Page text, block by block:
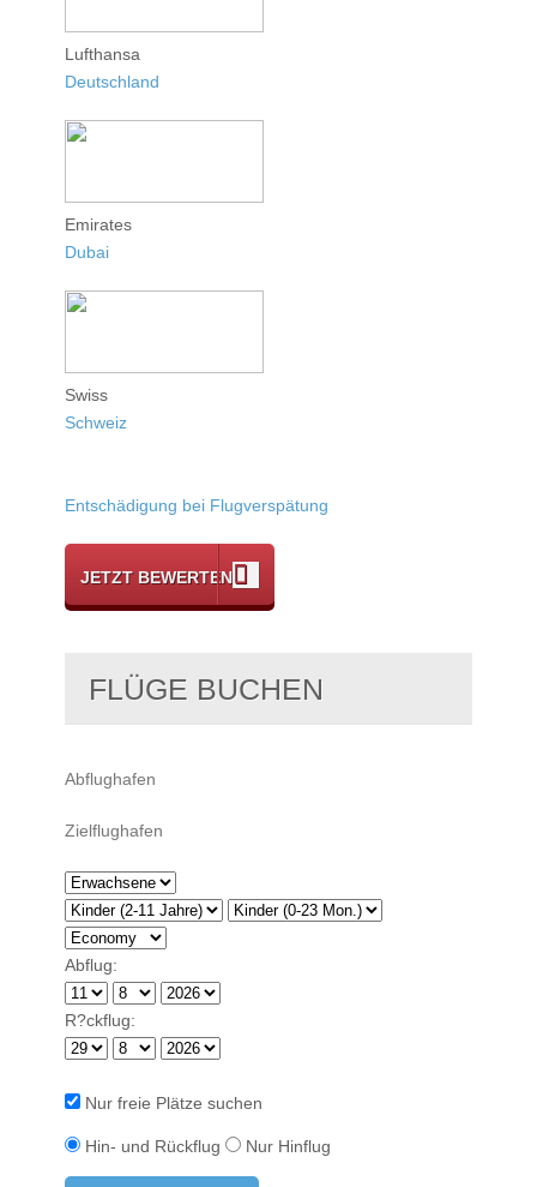
Lufthansa
Deutschland
Emirates
Dubai
Swiss
Schweiz
Entschädigung bei Flugverspätung
JETZT BEWERTEN
FLÜGE BUCHEN
Abflug:
R?ckflug:
Nur freie Plätze suchen
Hin- und Rückflug Nur Hinflug